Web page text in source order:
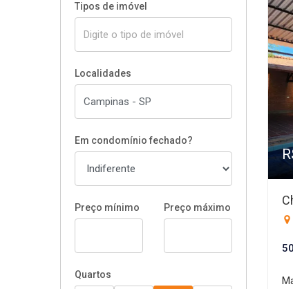
Tipos de imóvel
Localidades
Em condomínio fechado?
Preço mínimo Preço máximo
Quartos